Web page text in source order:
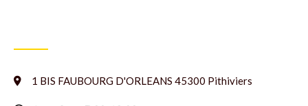
1 BIS FAUBOURG D'ORLEANS 45300 Pithiviers